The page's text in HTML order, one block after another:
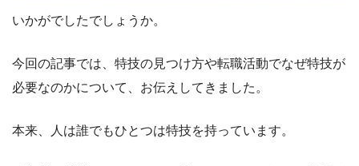
いかがでしたでしょうか。
今回の記事では、特技の見つけ方や転職活動でなぜ特技が
必要なのかについて、お伝えしてきました。
本来、人は誰でもひとつは特技を持っています。